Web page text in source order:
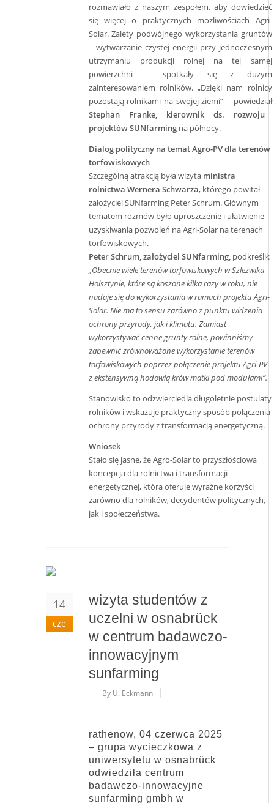
rozmawiało z naszym zespołem, aby dowiedzieć
się więcej o praktycznych możliwościach Agri-
Solar. Zalety podwójnego wykorzystania gruntów
– wytwarzanie czystej energii przy jednoczesnym
utrzymaniu produkcji rolnej na tej samej
powierzchni – spotkały się z dużym
zainteresowaniem rolników. „Dzięki nam rolnicy
pozostają rolnikami na swojej ziemi” – powiedział
Stephan Franke, kierownik ds. rozwoju
projektów SUNfarmingna północy.
Dialog polityczny na temat Agro-PV dla terenów
torfowiskowych
Szczególną atrakcją była wizyta ministra
rolnictwa Wernera Schwarza, którego powitał
założyciel SUNfarming Peter Schrum. Głównym
tematem rozmów było uproszczenie i ułatwienie
uzyskiwania pozwoleń na Agri-Solar na terenach
torfowiskowych.
Peter Schrum, założyciel SUNfarming,podkreślił:
„Obecnie wiele terenów torfowiskowych w Szlezwiku-
Holsztynie, które są koszone kilka razy w roku, nie
nadaje się do wykorzystania w ramach projektu Agri-
Solar. Nie ma to sensu zarówno z punktu widzenia
ochrony przyrody, jak i klimatu. Zamiast
wykorzystywać cenne grunty rolne, powinniśmy
zapewnić zrównoważone wykorzystanie terenów
torfowiskowych poprzez połączenie projektu Agri-PV
z ekstensywną hodowlą krów matki pod modułami”.
Stanowisko to odzwierciedla długoletnie postulaty
rolników i wskazuje praktyczny sposób połączenia
ochrony przyrody z transformacją energetyczną.
Wniosek
Stało się jasne, że Agro-Solar to przyszłościowa
koncepcja dla rolnictwa i transformacji
energetycznej, która oferuje wyraźne korzyści
zarówno dla rolników, decydentów politycznych,
jak i społeczeństwa.
14
cze
wizyta studentów z
uczelni w osnabrück
w centrum badawczo-
innowacyjnym
sunfarming
By U. Eckmann
rathenow, 04 czerwca 2025
– grupa wycieczkowa z
uniwersytetu w osnabrück
odwiedziła centrum
badawczo-innowacyjne
sunfarming gmbh w